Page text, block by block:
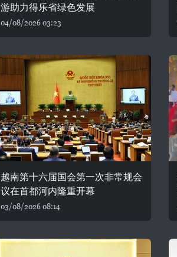
游助力得乐省绿色发展
04/08/2026 03:23
越南第十六届国会第一次非常规会
议在首都河内隆重开幕
03/08/2026 08:14